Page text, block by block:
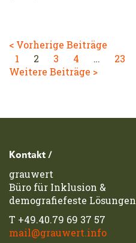
< Vorherige Beiträge
1
2 3 4 …
23
Weitere Beiträge >
Footerzeile
Kontakt /
grauwert
Büro für Inklusion &
demografiefeste Lösungen
T +49.40.79 69 37 57
mail@grauwert.info